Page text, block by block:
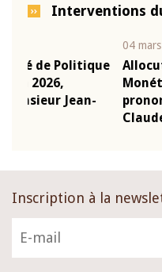
Interventions
Allocution
Monétaire de la
prononcée par son
Claude Kassi BROU
Inscription à la